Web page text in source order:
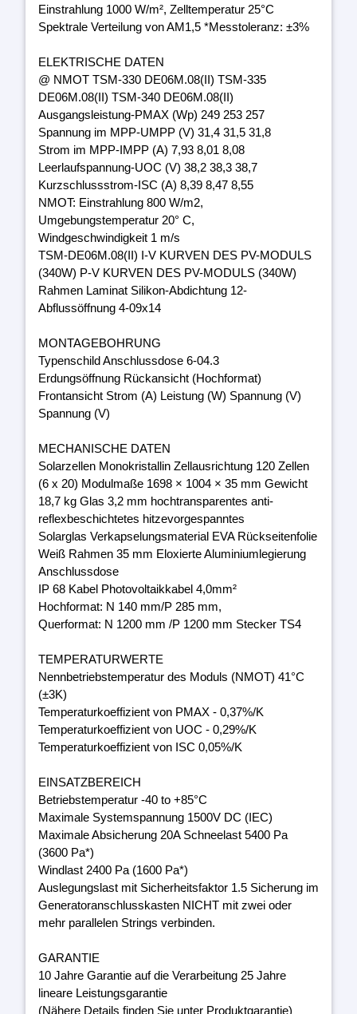
Einstrahlung 1000 W/m², Zelltemperatur 25°C
Spektrale Verteilung von AM1,5 *Messtoleranz: ±3%
ELEKTRISCHE DATEN
@ NMOT TSM-330 DE06M.08(II) TSM-335
DE06M.08(II) TSM-340 DE06M.08(II)
Ausgangsleistung-PMAX (Wp) 249 253 257
Spannung im MPP-UMPP (V) 31,4 31,5 31,8
Strom im MPP-IMPP (A) 7,93 8,01 8,08
Leerlaufspannung-UOC (V) 38,2 38,3 38,7
Kurzschlussstrom-ISC (A) 8,39 8,47 8,55
NMOT: Einstrahlung 800 W/m2,
Umgebungstemperatur 20° C,
Windgeschwindigkeit 1 m/s
TSM-DE06M.08(II) I-V KURVEN DES PV-MODULS
(340W) P-V KURVEN DES PV-MODULS (340W)
Rahmen Laminat Silikon-Abdichtung 12-
Abflussöffnung 4-09x14
MONTAGEBOHRUNG
Typenschild Anschlussdose 6-04.3
Erdungsöffnung Rückansicht (Hochformat)
Frontansicht Strom (A) Leistung (W) Spannung (V)
Spannung (V)
MECHANISCHE DATEN
Solarzellen Monokristallin Zellausrichtung 120 Zellen
(6 x 20) Modulmaße 1698 × 1004 × 35 mm Gewicht
18,7 kg Glas 3,2 mm hochtransparentes anti-
reflexbeschichtetes hitzevorgespanntes
Solarglas Verkapselungsmaterial EVA Rückseitenfolie
Weiß Rahmen 35 mm Eloxierte Aluminiumlegierung
Anschlussdose
IP 68 Kabel Photovoltaikkabel 4,0mm²
Hochformat: N 140 mm/P 285 mm,
Querformat: N 1200 mm /P 1200 mm Stecker TS4
TEMPERATURWERTE
Nennbetriebstemperatur des Moduls (NMOT) 41°C
(±3K)
Temperaturkoeffizient von PMAX - 0,37%/K
Temperaturkoeffizient von UOC - 0,29%/K
Temperaturkoeffizient von ISC 0,05%/K
EINSATZBEREICH
Betriebstemperatur -40 to +85°C
Maximale Systemspannung 1500V DC (IEC)
Maximale Absicherung 20A Schneelast 5400 Pa
(3600 Pa*)
Windlast 2400 Pa (1600 Pa*)
Auslegungslast mit Sicherheitsfaktor 1.5 Sicherung im
Generatoranschlusskasten NICHT mit zwei oder
mehr parallelen Strings verbinden.
GARANTIE
10 Jahre Garantie auf die Verarbeitung 25 Jahre
lineare Leistungsgarantie
(Nähere Details finden Sie unter Produktgarantie)